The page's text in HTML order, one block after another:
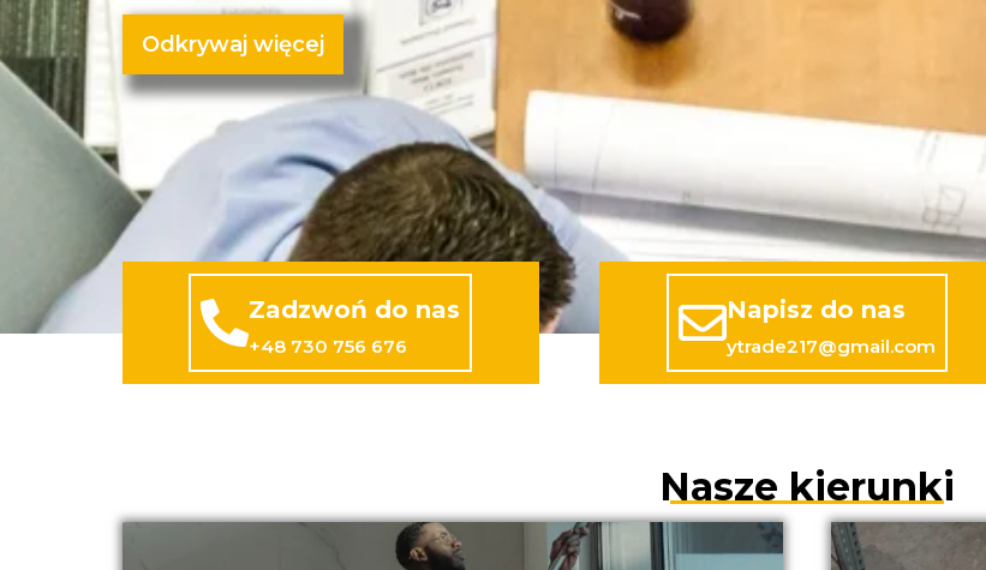
Odkrywaj więcej
Zadzwoń do nas
+48 730 756 676
Napisz do nas
ytrade217@gmail.com
Nasze kierunki